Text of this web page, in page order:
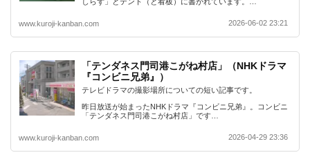
www.kuroji-kanban.com 2026-06-02 23:21
「テンダネス門司港こがね村店」（NHKドラマ
『コンビニ兄弟』）
テレビドラマの撮影場所についての短い記事です。
昨日放送が始まったNHKドラマ『コンビニ兄弟』。コンビニ
「テンダネス門司港こがね村店」です…
www.kuroji-kanban.com 2026-04-29 23:36